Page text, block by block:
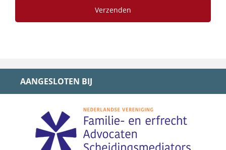
AANGESLOTEN BIJ